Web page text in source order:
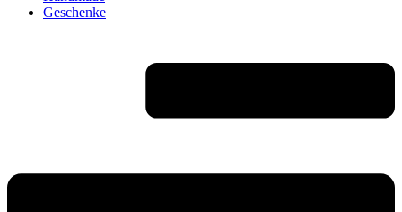
Geschenke